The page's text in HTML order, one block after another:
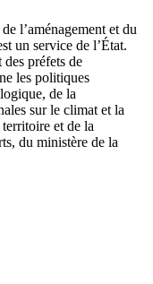
l’aménagement et du
un service de l’État.
des préfets de
les politiques
de la
sur le climat et la
et de la
du ministère de la